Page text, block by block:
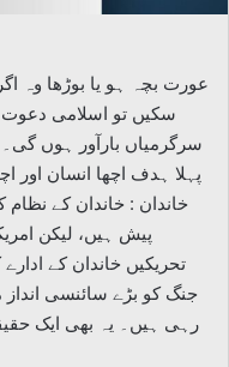
عورت بچہ ہو یا بوڑھا وہ
سکیں تو اسلامی دعوت
سرگرمیاں بارآور ہوں
پہلا ہدف اچھا انسان اور
خاندان : خاندان کے
پیش ہیں، لیکن
تحریکیں خاندان کے
جنگ کو بڑے سائنسی انداز
رہی ہیں۔ یہ بھی ایک